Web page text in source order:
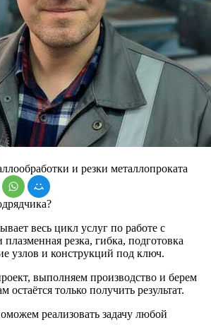
и резки металлопроката
весь цикл услуг по работе с
плазменная резка, гибка, подготовка
узлов и конструкций под ключ.
выполняем производство и берем
только получить результат.
реализовать задачу любой